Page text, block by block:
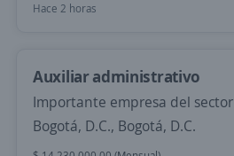
Hace 2 horas
Auxiliar administrativo
Importante empresa del sector
Bogotá, D.C., Bogotá, D.C.